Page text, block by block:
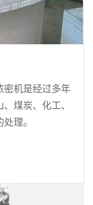
密机是经过多年
煤炭、化工、
理。